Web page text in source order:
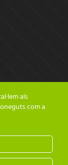
| Preus amb
als
com a